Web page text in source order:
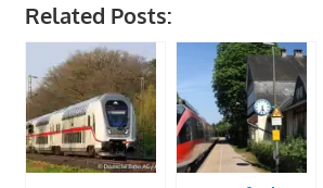
Related Posts: